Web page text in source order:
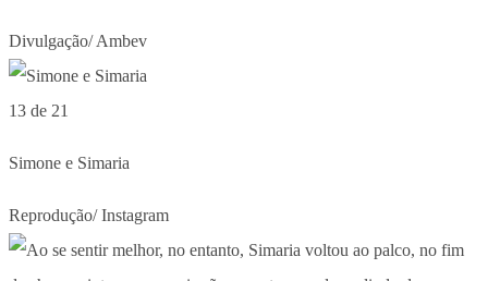
Divulgação/ Ambev
13 de 21
Simone e Simaria
Reprodução/ Instagram